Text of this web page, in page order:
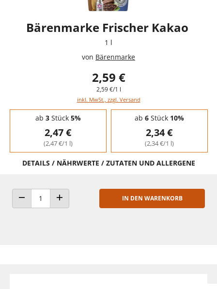
Bärenmarke Frischer Kakao
1 l
von Bärenmarke
2,59 €
2,59 €/1 l
inkl. MwSt., zzgl. Versand
Staffelpreise - Mengenrabatt
ab 3Stück 5%
2,47 €
(2,47 €/1 l)
ab 6Stück 10%
2,34 €
(2,34 €/1 l)
DETAILS / NÄHRWERTE / ZUTATEN UND ALLERGENE
ANZAHL VERRINGERNANZAHL ERHÖHEN
IN DEN WARENKORB